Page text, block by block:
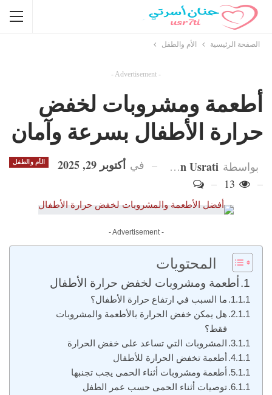
الصفحة الرئيسية الأم والطفل
- Advertisement -
أطعمة ومشروبات لخفض
حرارة الأطفال بسرعة وآمان
الأم والطفل بواسطة Hanan Usrati في أكتوبر 29, 2025
- Advertisement -
المحتويات
أطعمة ومشروبات لخفض حرارة الأطفال
ما السبب في ارتفاع حرارة الأطفال؟
هل يمكن خفض الحرارة بالأطعمة والمشروبات
فقط؟
المشروبات التي تساعد على خفض الحرارة
أطعمة تخفض الحرارة للأطفال
أطعمة ومشروبات أثناء الحمى يجب تجنبها
توصيات أثناء الحمى حسب عمر الطفل